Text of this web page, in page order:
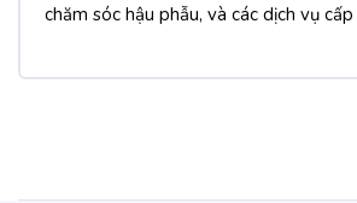
chăm sóc hậu phẫu, và các dịch vụ cấp